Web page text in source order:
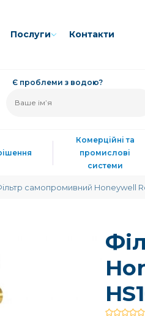
Послуги Контакти
Є проблеми з водою?
Комерційні та
промислові
системи
самопромивний Honeywell